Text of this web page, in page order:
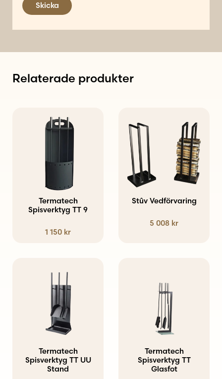
Skicka
Relaterade produkter
Termatech
Spisverktyg TT 9
1 150 kr
Stûv Vedförvaring
5 008 kr
Den
här
produkten
har
flera
varianter.
produktsidan
Termatech
Spisverktyg TT UU
Stand
Termatech
Spisverktyg TT
Glasfot